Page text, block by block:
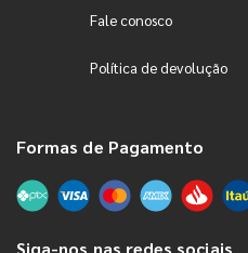
Fale conosco
Política de devolução
Formas de Pagamento
Siga-nos nas redes sociais